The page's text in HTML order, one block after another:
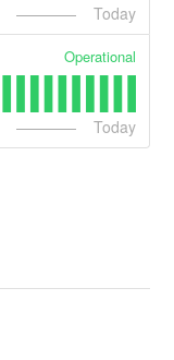
Today
Operational
Today